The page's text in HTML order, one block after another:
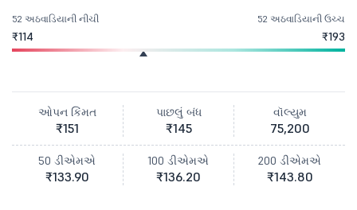
52 અઠવાડિયાની નીચી
₹114
52 અઠવાડિયાની ઉચ્ચ
₹193
ઓપન કિંમત
₹151
પાછલું બંધ
₹145
વૉલ્યુમ
75,200
50 ડીએમએ
₹133.90
100 ડીએમએ
₹136.20
200 ડીએમએ
₹143.80